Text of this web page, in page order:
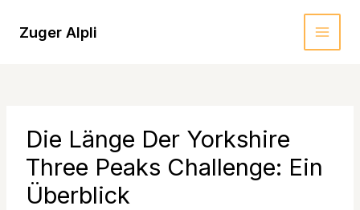
Inhalt
springen
Zuger Alpli
Die Länge Der Yorkshire
Three Peaks Challenge: Ein
Überblick